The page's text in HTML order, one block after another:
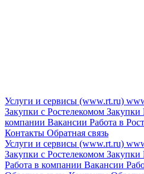
Услуги и сервисы (www.rt.ru)
Закупки с Ростелекомом Закупки
компании Вакансии Работа в
Контакты Обратная связь
Услуги и сервисы (www.rt.ru)
Закупки с Ростелекомом Закупки
Работа в компании Вакансии